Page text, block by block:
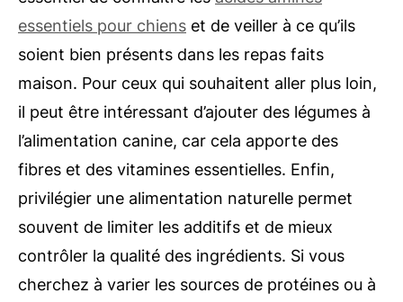
essentiels pour chiens et de veiller à ce qu’ils
soient bien présents dans les repas faits
maison. Pour ceux qui souhaitent aller plus loin,
il peut être intéressant d’ajouter des légumes à
l’alimentation canine, car cela apporte des
fibres et des vitamines essentielles. Enfin,
privilégier une alimentation naturelle permet
souvent de limiter les additifs et de mieux
contrôler la qualité des ingrédients. Si vous
cherchez à varier les sources de protéines ou à